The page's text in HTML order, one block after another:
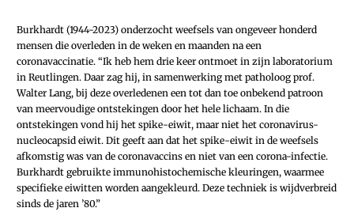
Burkhardt (1944-2023) onderzocht weefsels van ongeveer honderd
mensen die overleden in de weken en maanden na een
coronavaccinatie. “Ik heb hem drie keer ontmoet in zijn laboratorium
in Reutlingen. Daar zag hij, in samenwerking met patholoog prof.
Walter Lang, bij deze overledenen een tot dan toe onbekend patroon
van meervoudige ontstekingen door het hele lichaam. In die
ontstekingen vond hij het spike-eiwit, maar niet het coronavirus-
nucleocapsid eiwit. Dit geeft aan dat het spike-eiwit in de weefsels
afkomstig was van de coronavaccins en niet van een corona-infectie.
Burkhardt gebruikte immuno­histochemische kleuringen, waarmee
specifieke eiwitten worden aangekleurd. Deze techniek is wijdverbreid
sinds de jaren ’80.”